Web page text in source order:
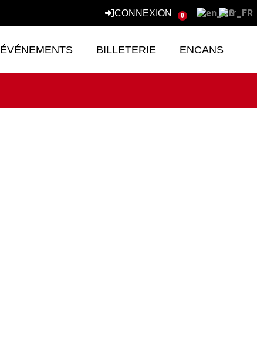
CONNEXION 0
ÉVÉNEMENTS BILLETERIE ENCANS